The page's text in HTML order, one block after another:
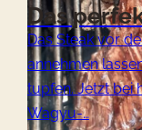
Das
Das Steak vor
annehmen
tupfen. Jetzt bei
Wagyu-…